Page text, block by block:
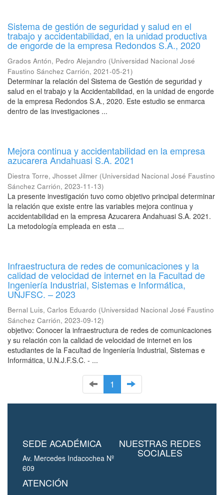
Sistema de gestión de seguridad y salud en el
trabajo y accidentabilidad, en la unidad productiva
de engorde de la empresa Redondos S.A., 2020
Grados Antón, Pedro Alejandro (Universidad Nacional José
Faustino Sánchez Carrión, 2021-05-21)
Determinar la relación del Sistema de Gestión de seguridad y
salud en el trabajo y la Accidentabilidad, en la unidad de engorde
de la empresa Redondos S.A., 2020. Este estudio se enmarca
dentro de las investigaciones ...
Mejora continua y accidentabilidad en la empresa
azucarera Andahuasi S.A. 2021
Diestra Torre, Jhosset Jilmer (Universidad Nacional José Faustino
Sánchez Carrión, 2023-11-13)
La presente investigación tuvo como objetivo principal determinar
la relación que existe entre las variables mejora continua y
accidentabilidad en la empresa Azucarera Andahuasi S.A. 2021.
La metodología empleada en esta ...
Infraestructura de redes de comunicaciones y la
calidad de velocidad de internet en la Facultad de
Ingeniería Industrial, Sistemas e Informática,
UNJFSC. – 2023
Bernal Luis, Carlos Eduardo (Universidad Nacional José Faustino
Sánchez Carrión, 2023-09-12)
objetivo: Conocer la infraestructura de redes de comunicaciones
y su relación con la calidad de velocidad de internet en los
estudiantes de la Facultad de Ingeniería Industrial, Sistemas e
Informática, U.N.J.F.S.C. - ...
1
SEDE ACADÉMICA
Av. Mercedes Indacochea Nº
609
ATENCIÓN
NUESTRAS REDES
SOCIALES